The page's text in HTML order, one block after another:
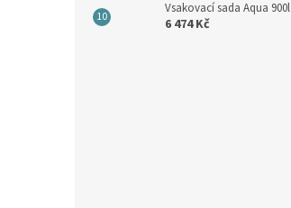
Vsakovací sada Aqua 900l
6 474 Kč